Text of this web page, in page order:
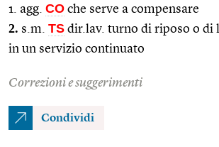
1. agg. CO che serve a compensare
2. s.m. TS dir.lav. turno di riposo o di
in un servizio continuato
Correzioni e suggerimenti
Condividi